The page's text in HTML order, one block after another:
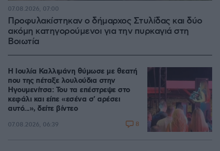
Προφυλακίστηκαν ο δήμαρχος Στυλίδας και δύο
ακόμη κατηγορούμενοι για την πυρκαγιά στη
Βοιωτία
07.08.2026, 07:00
Η Ιουλία Καλλιμάνη θύμωσε με θεατή
που της πέταξε λουλούδια στην
Ηγουμενίτσα: Του τα επέστρεψε στο
κεφάλι και είπε «εσένα σ' αρέσει
αυτό...», δείτε βίντεο
07.08.2026, 06:39 8